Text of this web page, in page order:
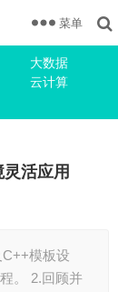
大数据
云计算
菜单
活应用
模板设
。 2.回顾并